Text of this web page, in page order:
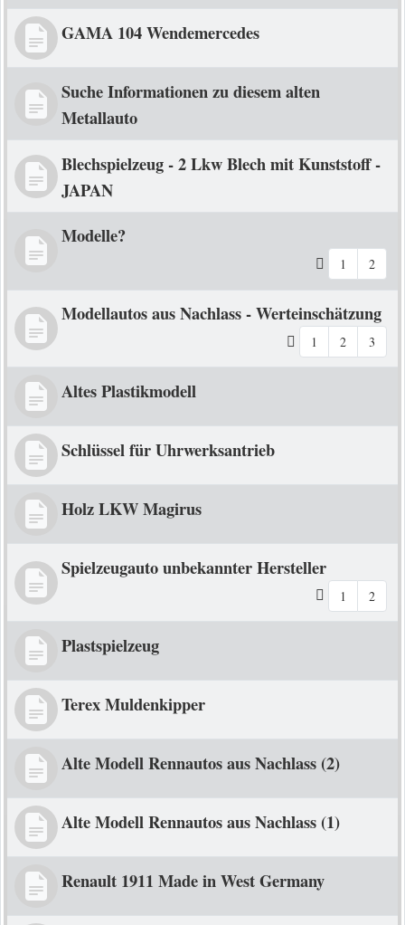
GAMA 104 Wendemercedes
Suche Informationen zu diesem alten
Metallauto
Blechspielzeug - 2 Lkw Blech mit Kunststoff -
JAPAN
Modelle?
1 2
Modellautos aus Nachlass - Werteinschätzung
1 2 3
Altes Plastikmodell
Schlüssel für Uhrwerksantrieb
Holz LKW Magirus
Spielzeugauto unbekannter Hersteller
1 2
Plastspielzeug
Terex Muldenkipper
Alte Modell Rennautos aus Nachlass (2)
Alte Modell Rennautos aus Nachlass (1)
Renault 1911 Made in West Germany